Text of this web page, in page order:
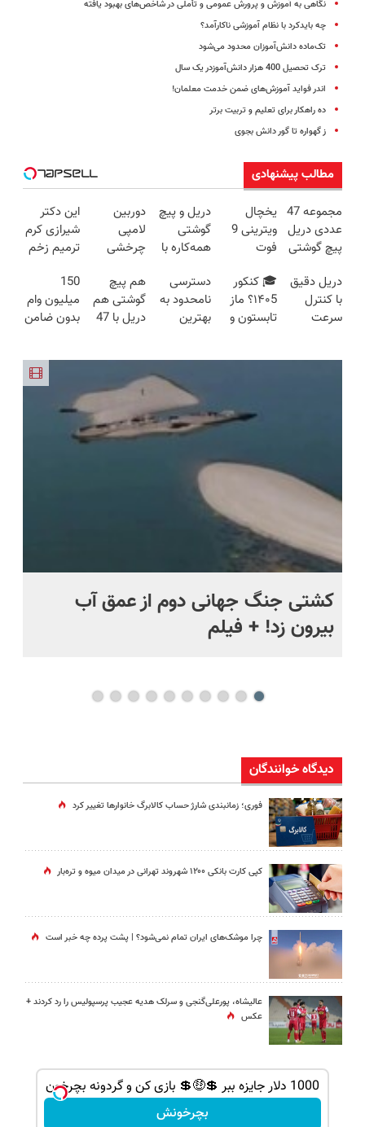
نگاهی به آموزش و پرورش عمومی و تأملی در شاخص‌های بهبود یافته
چه بایدکرد با نظام آموزشی ناکارآمد؟
تک‌ماده دانش‌آموزان محدود می‌شود
ترک تحصیل 400 هزار دانش‌آموزدر یک سال
اندر فواید آموزش‌های ضمن خدمت معلمان!
ده راهکار برای تعلیم و تربیت برتر
ز گهواره تا گور دانش بجوی
مطالب پیشنهادی
مجموعه 47
عددی دریل
پیچ گوشتی
(تخفیف به
مدت
محدود)
یخچال
ویترینی 9
فوت
(جدید)
دریل و پیچ
گوشتی
همه‌کاره با
هوشمند ⚙️
(نصف
قیمت بازار
دوربین
لامپی
چرخشی
فقط امروز
حراج شد🔥
پرداخت
این دکتر
شیرازی کرم
ترمیم زخم
ساخت!!!
دریل دقیق
با کنترل
سرعت
🎓 کنکور
۱۴۰5؟ ماز
تابستون و
دسترسی
نامحدود به
بهترین
هم پیچ
گوشتی هم
دریل با 47
بخرش!🔥
150
میلیون وام
بدون ضامن
کشتی‌ جنگ جهانی دوم از عمق آب
بیرون زد! + فیلم
دیدگاه خوانندگان
فوری؛ زمانبندی‌ شارژ حساب کالابرگ خانوارها تغییر کرد
کپی کارت بانکی ۱۲۰۰ شهروند تهرانی در میدان میوه و تره‌بار
چرا موشک‌های ایران تمام نمی‌شود؟ | پشت پرده چه خبر است
عالیشاه، پورعلی‌گنجی و سرلک هدیه عجیب پرسپولیس را رد کردند +
عکس
1000 دلار جایزه ببر 💲🤑💲 بازی کن و گردونه بچرخون
بچرخونش